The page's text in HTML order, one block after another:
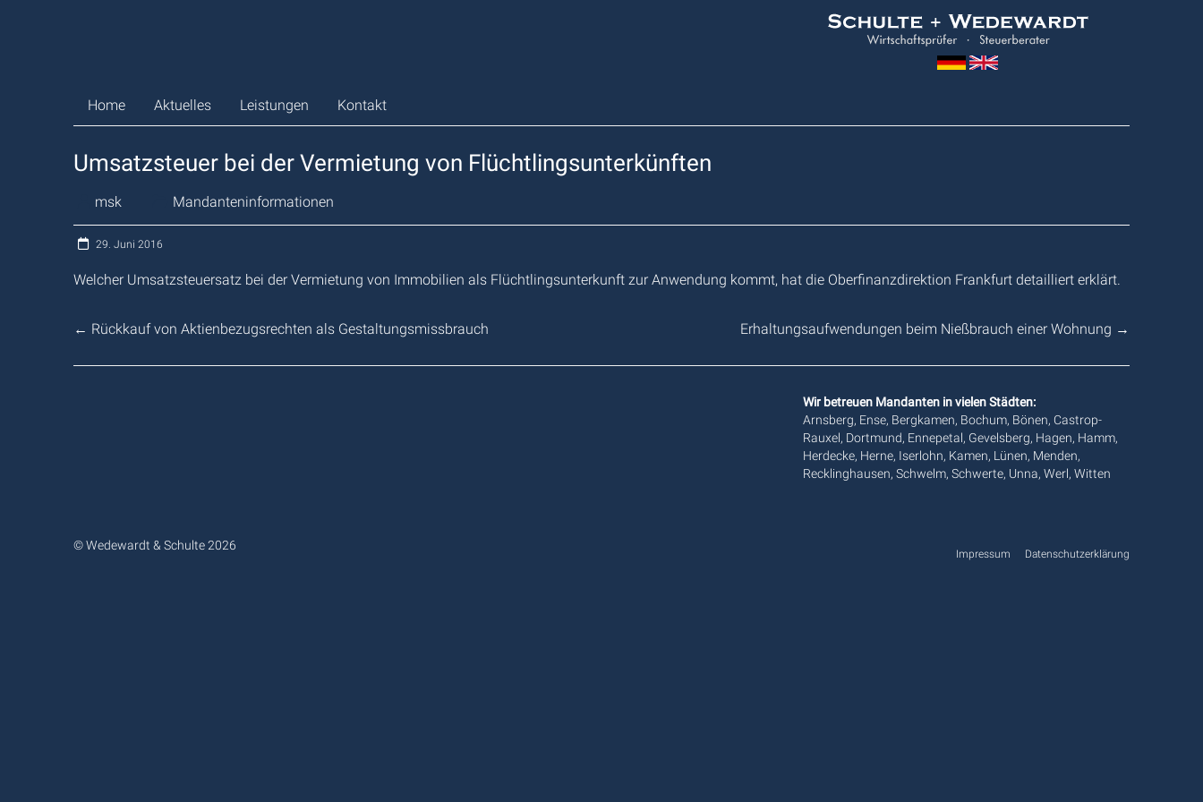
Home Aktuelles Leistungen Kontakt
Umsatzsteuer bei der Vermietung von Flüchtlingsunterkünften
msk Mandanteninformationen
29. Juni 2016
Welcher Umsatzsteuersatz bei der Vermietung von Immobilien als Flüchtlingsunterkunft zur Anwendung kommt, hat die Oberfinanzdirektion Frankfurt detailliert erklärt.
← Rückkauf von Aktienbezugsrechten als Gestaltungsmissbrauch Erhaltungsaufwendungen beim Nießbrauch einer Wohnung →
Wir betreuen Mandanten in vielen Städten:
Arnsberg, Ense, Bergkamen, Bochum, Bönen, Castrop-
Rauxel, Dortmund, Ennepetal, Gevelsberg, Hagen, Hamm,
Herdecke, Herne, Iserlohn, Kamen, Lünen, Menden,
Recklinghausen, Schwelm, Schwerte, Unna, Werl, Witten
© Wedewardt & Schulte 2026
Impressum Datenschutzerklärung